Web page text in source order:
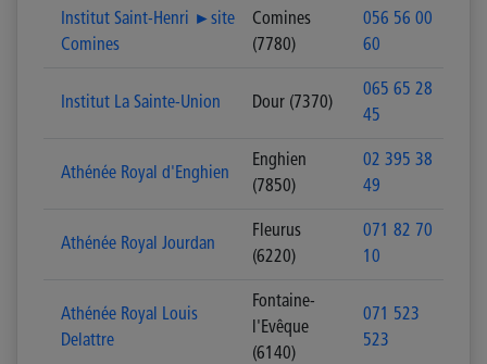
Institut Saint-Henri ►site
Comines
Comines
(7780)
056 56 00
60
Institut La Sainte-Union Dour (7370)
065 65 28
45
Athénée Royal d'Enghien
Enghien
(7850)
02 395 38
49
Athénée Royal Jourdan
Fleurus
(6220)
071 82 70
10
Athénée Royal Louis
Delattre
Fontaine-
l'Evêque
(6140)
071 523
523